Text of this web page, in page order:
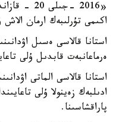
«2016 -
اكىمى تۇرلىبەك ارمان الاش
استانا قالاسى ەسىل
ەرماعانبەت قابدىل ۇلى
استانا قالاسى الماتى
ادىلبەك زەينولا ۇلى
پاراقشاسىنا.